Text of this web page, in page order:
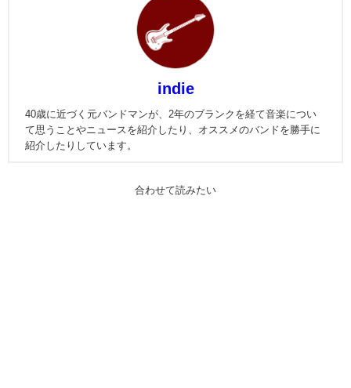
indie
40歳に近づく元バンドマンが、2年のブランクを経て音楽につい
て思うことやニュースを紹介したり、オススメのバンドを勝手に
紹介したりしています。
合わせて読みたい